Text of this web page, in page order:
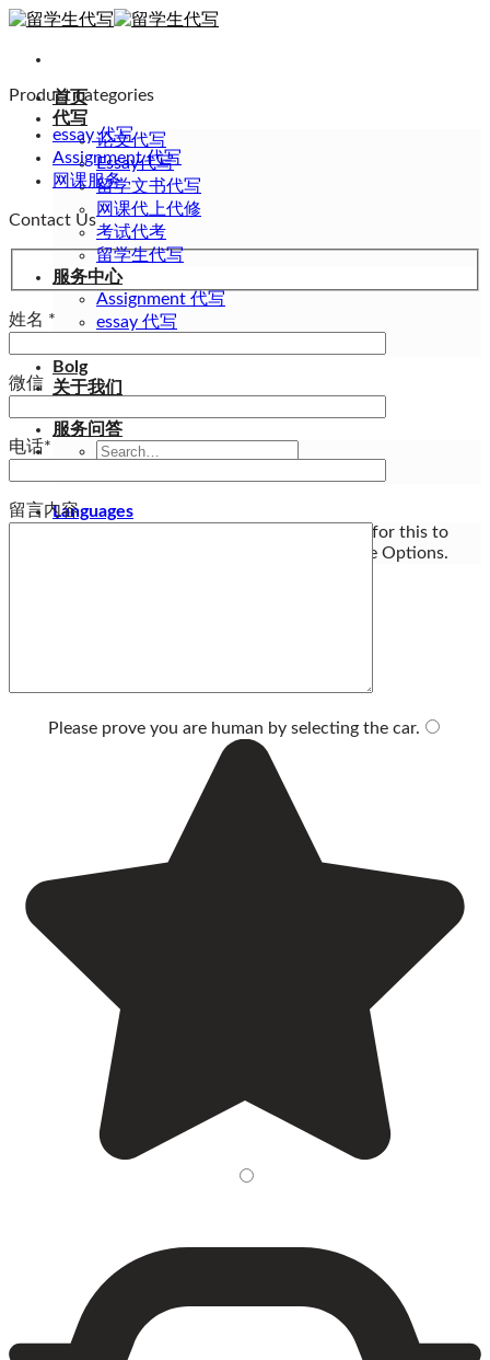
Skip
content
首页
代写
论文代写
Essay代写
留学文书代写
网课代上代修
考试代考
留学生代写
服务中心
Assignment 代写
essay 代写
Bolg
关于我们
服务问答
Search
Languages
You need Polylang or WPML plugin for this to
work. You can remove it from Theme Options.
Product categories
essay 代写
Assignment 代写
网课服务
Contact Us
姓名 *
微信
电话*
留言内容
Please prove you are human by selecting thecar.